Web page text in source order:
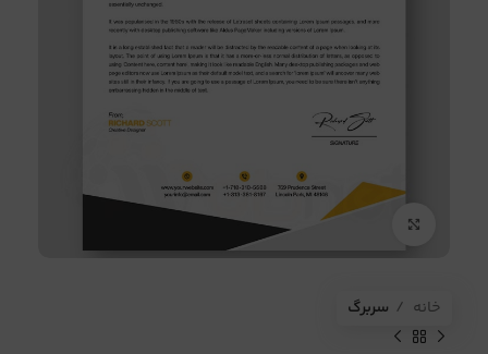
برای بزرگنمایی کلیک کنید
خانه سربرگ